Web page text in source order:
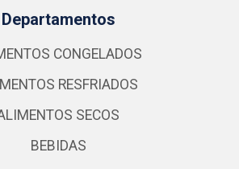
Departamentos
CONGELADOS
RESFRIADOS
SECOS
BEBIDAS